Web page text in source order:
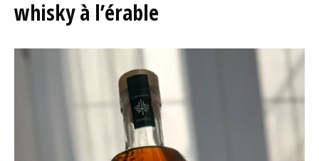
whisky à l’érable